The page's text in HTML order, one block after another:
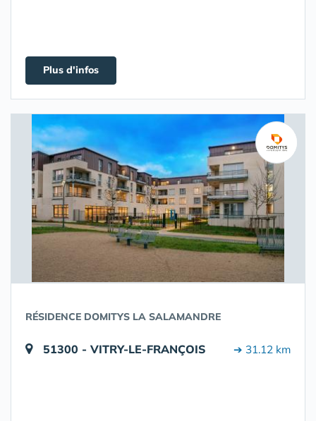
Plus d'infos
RÉSIDENCE DOMITYS LA SALAMANDRE
51300 - VITRY-LE-FRANÇOIS ➔ 31.12 km